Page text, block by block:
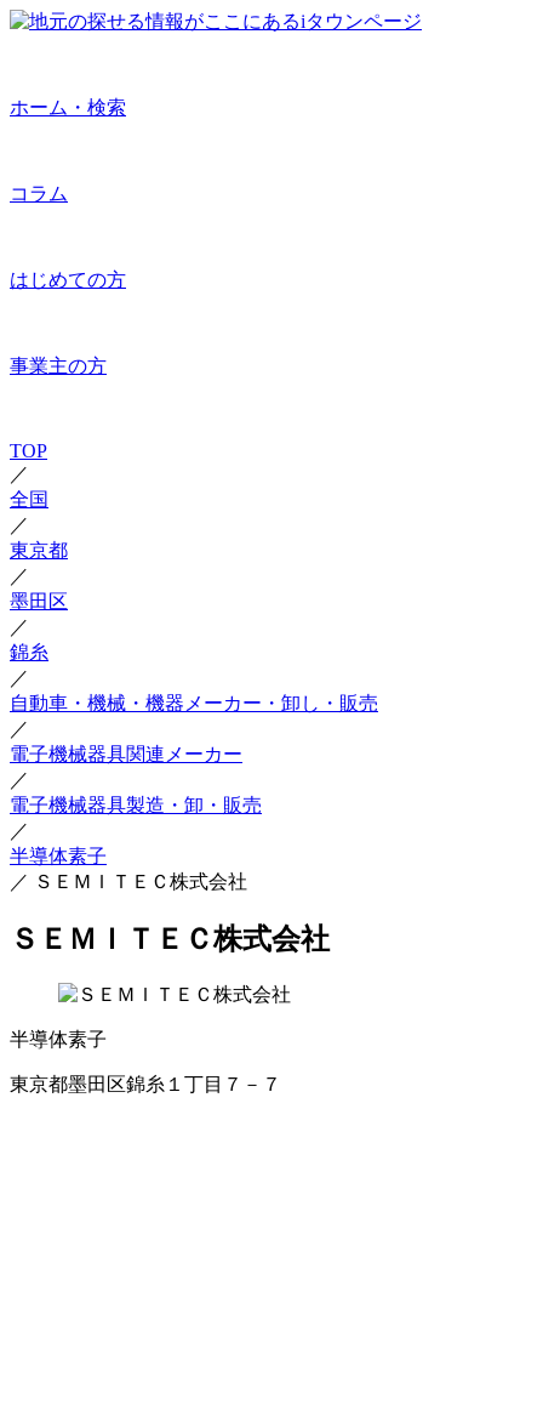
ホーム・検索
コラム
はじめての方
事業主の方
TOP
／
全国
／
東京都
／
墨田区
／
錦糸
／
自動車・機械・機器メーカー・卸し・販売
／
電子機械器具関連メーカー
／
電子機械器具製造・卸・販売
／
半導体素子
／ ＳＥＭＩＴＥＣ株式会社
ＳＥＭＩＴＥＣ株式会社
半導体素子
東京都墨田区錦糸１丁目７－７